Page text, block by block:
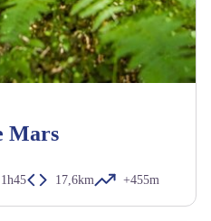
Mars
1h45 17,6km +455m